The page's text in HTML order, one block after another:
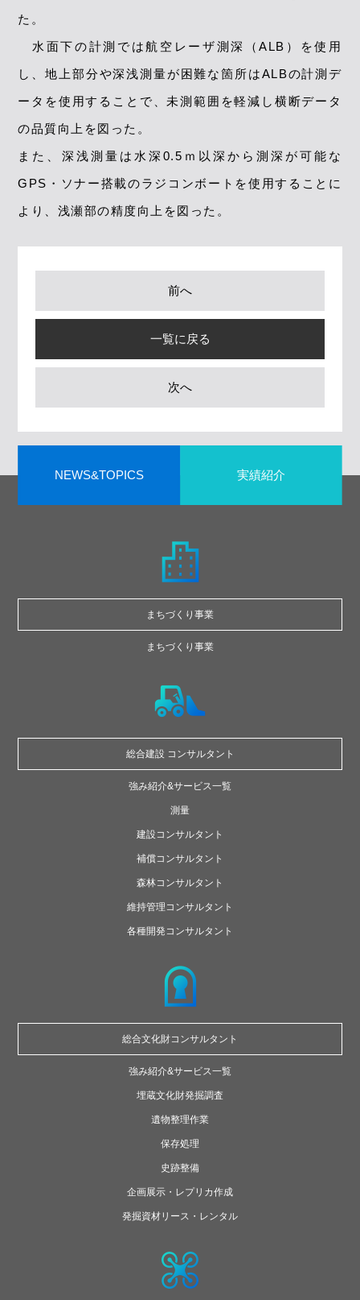
た。
⽔⾯下の計測では航空レーザ測深（ALB）を使⽤
し、地上部分や深浅測量が困難な箇所はALBの計測デ
ータを使⽤することで、未測範囲を軽減し横断データ
の品質向上を図った。
また、深浅測量は⽔深0.5ｍ以深から測深が可能な
GPS・ソナー搭載のラジコンボートを使⽤することに
より、浅瀬部の精度向上を図った。
前へ
一覧に戻る
次へ
NEWS&TOPICS 実績紹介
まちづくり事業
まちづくり事業
総合建設 コンサルタント
強み紹介&サービス一覧
測量
建設コンサルタント
補償コンサルタント
森林コンサルタント
維持管理コンサルタント
各種開発コンサルタント
総合文化財コンサルタント
強み紹介&サービス一覧
埋蔵文化財発掘調査
遺物整理作業
保存処理
史跡整備
企画展示・レプリカ作成
発掘資材リース・レンタル